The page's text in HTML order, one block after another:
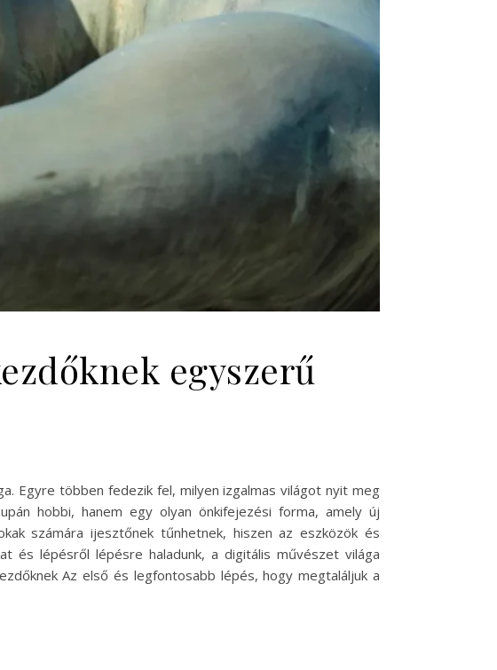
egyszerű
Egyre többen fedezik fel, milyen izgalmas világot nyit meg
hobbi, hanem egy olyan önkifejezési forma, amely új
számára ijesztőnek tűnhetnek, hiszen az eszközök és
és lépésről lépésre haladunk, a digitális művészet világa
Az első és legfontosabb lépés, hogy megtaláljuk a